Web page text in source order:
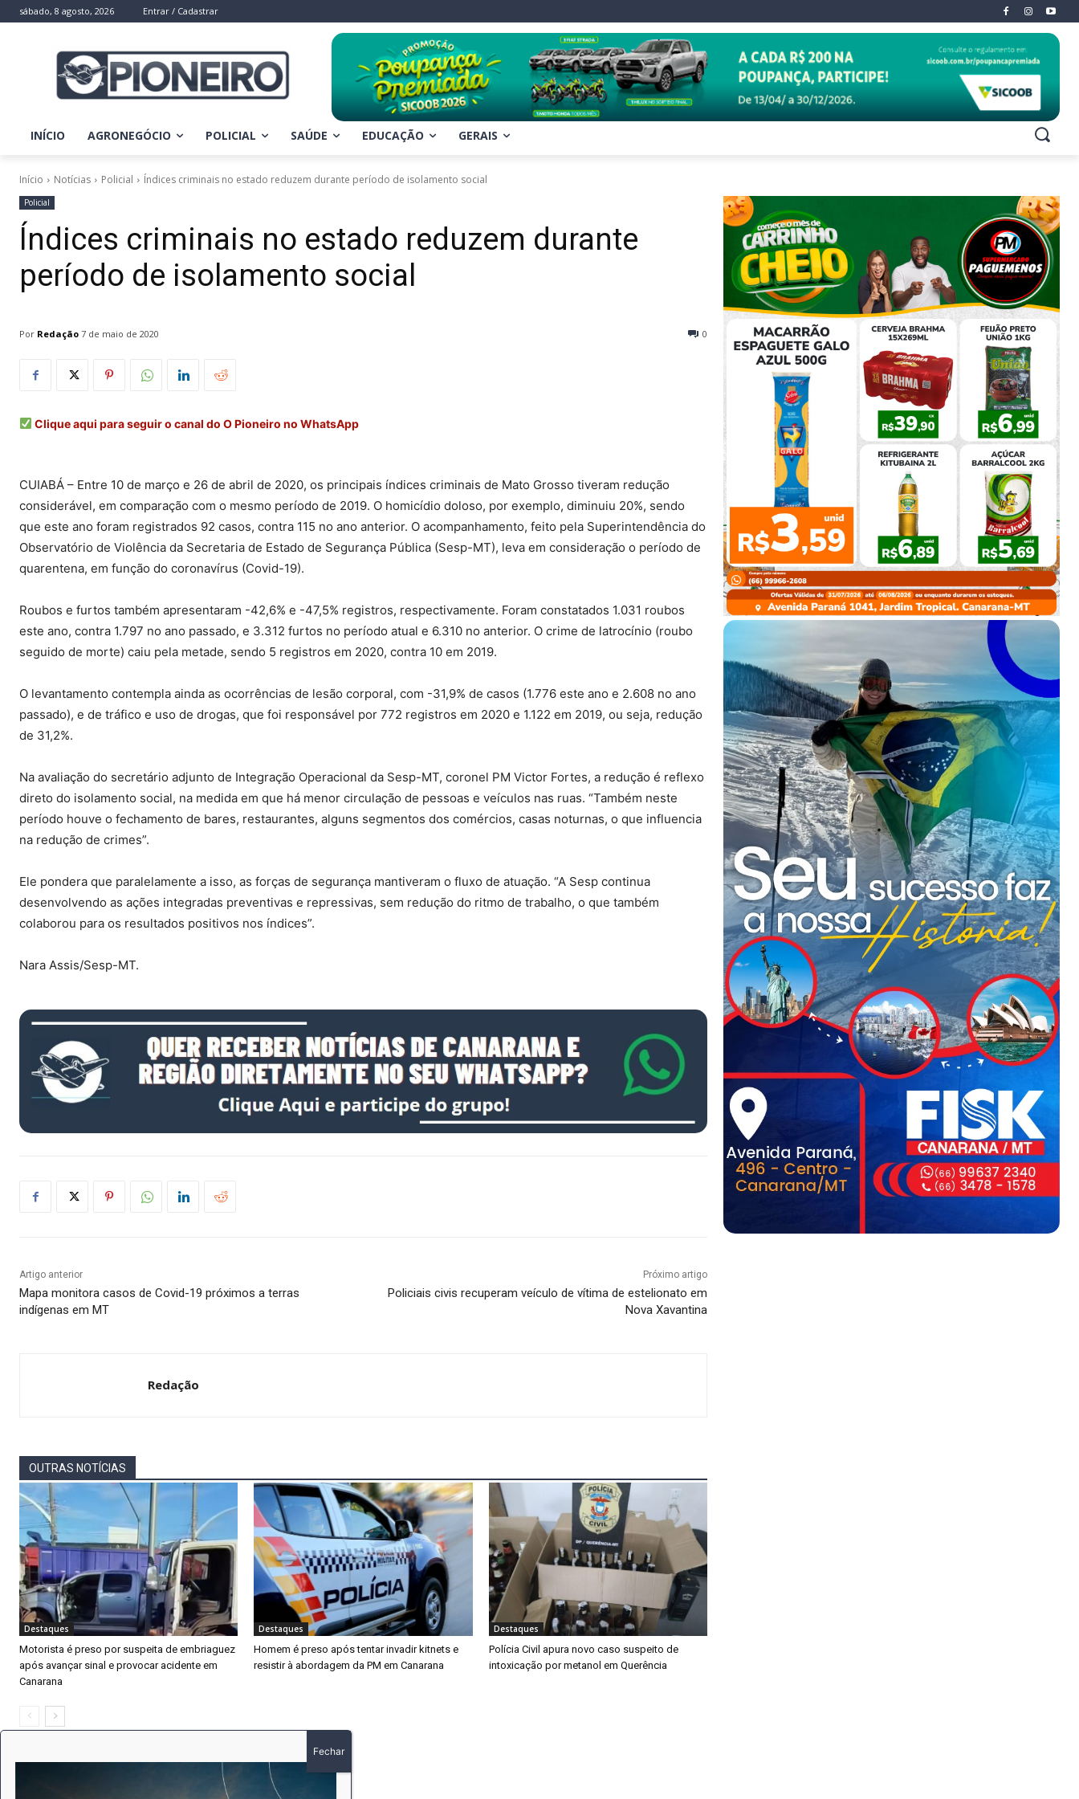
sábado, 8 agosto, 2026 Entrar / Cadastrar
INÍCIO AGRONEGÓCIO POLICIAL SAÚDE EDUCAÇÃO GERAIS
Início Notícias Policial Índices criminais no estado reduzem durante período de isolamento social
Policial
Índices criminais no estado reduzem durante
período de isolamento social
Por Redação 0
7 de maio de 2020
Clique aqui para seguir o canal do O Pioneiro no WhatsApp
CUIABÁ – Entre 10 de março e 26 de abril de 2020, os principais índices criminais de Mato Grosso tiveram redução
considerável, em comparação com o mesmo período de 2019. O homicídio doloso, por exemplo, diminuiu 20%, sendo
que este ano foram registrados 92 casos, contra 115 no ano anterior. O acompanhamento, feito pela Superintendência do
Observatório de Violência da Secretaria de Estado de Segurança Pública (Sesp-MT), leva em consideração o período de
quarentena, em função do coronavírus (Covid-19).
Roubos e furtos também apresentaram -42,6% e -47,5% registros, respectivamente. Foram constatados 1.031 roubos
este ano, contra 1.797 no ano passado, e 3.312 furtos no período atual e 6.310 no anterior. O crime de latrocínio (roubo
seguido de morte) caiu pela metade, sendo 5 registros em 2020, contra 10 em 2019.
O levantamento contempla ainda as ocorrências de lesão corporal, com -31,9% de casos (1.776 este ano e 2.608 no ano
passado), e de tráfico e uso de drogas, que foi responsável por 772 registros em 2020 e 1.122 em 2019, ou seja, redução
de 31,2%.
Na avaliação do secretário adjunto de Integração Operacional da Sesp-MT, coronel PM Victor Fortes, a redução é reflexo
direto do isolamento social, na medida em que há menor circulação de pessoas e veículos nas ruas. “Também neste
período houve o fechamento de bares, restaurantes, alguns segmentos dos comércios, casas noturnas, o que influencia
na redução de crimes”.
Ele pondera que paralelamente a isso, as forças de segurança mantiveram o fluxo de atuação. “A Sesp continua
desenvolvendo as ações integradas preventivas e repressivas, sem redução do ritmo de trabalho, o que também
colaborou para os resultados positivos nos índices”.
Nara Assis/Sesp-MT.
Artigo anterior
Mapa monitora casos de Covid-19 próximos a terras
indígenas em MT
Próximo artigo
Policiais civis recuperam veículo de vítima de estelionato em
Nova Xavantina
Redação
OUTRAS NOTÍCIAS
Destaques
Motorista é preso por suspeita de embriaguez
após avançar sinal e provocar acidente em
Canarana
Destaques
Homem é preso após tentar invadir kitnets e
resistir à abordagem da PM em Canarana
Destaques
Polícia Civil apura novo caso suspeito de
intoxicação por metanol em Querência